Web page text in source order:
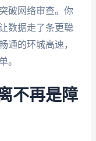
破网络审查。你
数据走了条更聪
通的环城高速，
。
不再是障